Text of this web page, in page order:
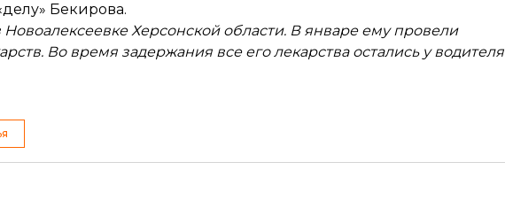
Бекирова.
Херсонской области. В январе ему провели
Во время задержания все его лекарства остались у водителя